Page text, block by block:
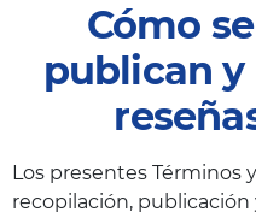
Cómo
publican y
Los presentes Términos
recopilación,